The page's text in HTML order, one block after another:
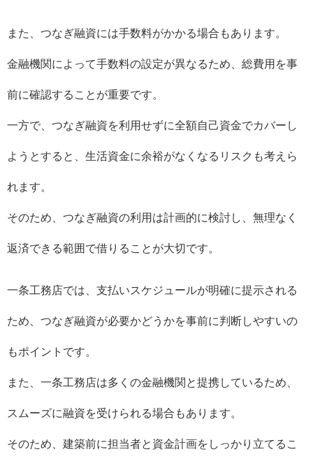
また、つなぎ融資には手数料がかかる場合もあります。
金融機関によって手数料の設定が異なるため、総費用を事
前に確認することが重要です。
一方で、つなぎ融資を利用せずに全額自己資金でカバーし
ようとすると、生活資金に余裕がなくなるリスクも考えら
れます。
そのため、つなぎ融資の利用は計画的に検討し、無理なく
返済できる範囲で借りることが大切です。
一条工務店では、支払いスケジュールが明確に提示される
ため、つなぎ融資が必要かどうかを事前に判断しやすいの
もポイントです。
また、一条工務店は多くの金融機関と提携しているため、
スムーズに融資を受けられる場合もあります。
そのため、建築前に担当者と資金計画をしっかり立てるこ